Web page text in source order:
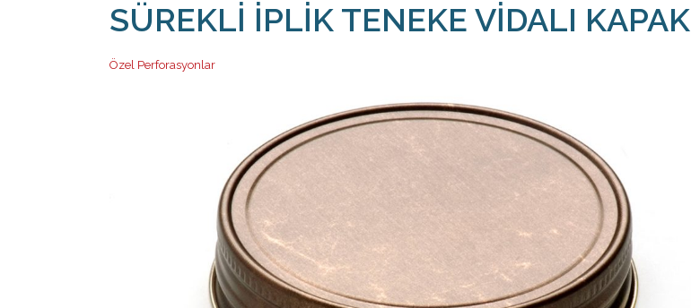
SÜREKLI İPLIK TENEKE VIDALI KAPAK
Özel Perforasyonlar